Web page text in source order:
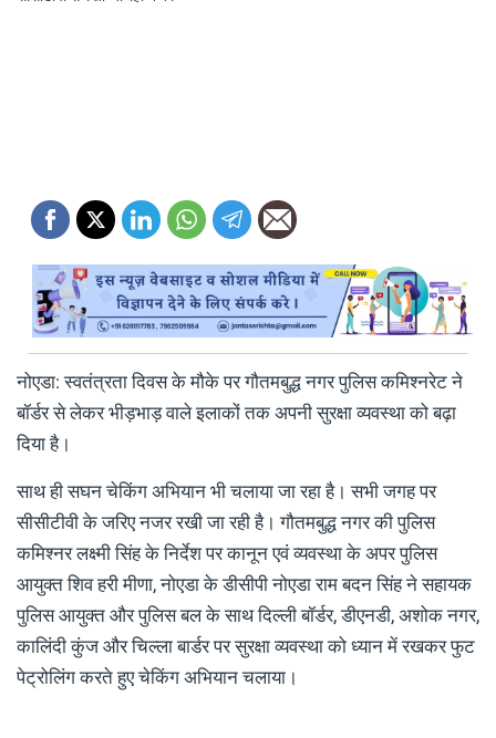
नोएडा: स्वतंत्रता दिवस के मौके पर गौतमबुद्ध नगर पुलिस कमिश्नरेट ने
बॉर्डर से लेकर भीड़भाड़ वाले इलाकों तक अपनी सुरक्षा व्यवस्था को बढ़ा
दिया है।
साथ ही सघन चेकिंग अभियान भी चलाया जा रहा है। सभी जगह पर
सीसीटीवी के जरिए नजर रखी जा रही है। गौतमबुद्ध नगर की पुलिस
कमिश्नर लक्ष्मी सिंह के निर्देश पर कानून एवं व्यवस्था के अपर पुलिस
आयुक्त शिव हरी मीणा, नोएडा के डीसीपी नोएडा राम बदन सिंह ने सहायक
पुलिस आयुक्त और पुलिस बल के साथ दिल्ली बॉर्डर, डीएनडी, अशोक नगर,
कालिंदी कुंज और चिल्ला बार्डर पर सुरक्षा व्यवस्था को ध्यान में रखकर फुट
पेट्रोलिंग करते हुए चेकिंग अभियान चलाया।